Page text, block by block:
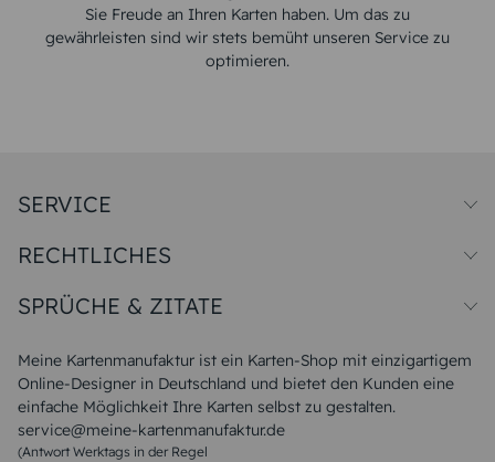
Sie Freude an Ihren Karten haben. Um das zu
gewährleisten sind wir stets bemüht unseren Service zu
optimieren.
Meine Kartenmanufaktur ist ein Karten-Shop mit einzigartigem
Online-Designer in Deutschland und bietet den Kunden eine
einfache Möglichkeit Ihre Karten selbst zu gestalten.
service@meine-kartenmanufaktur.de
(Antwort Werktags in der Regel
SERVICE
Papiersorten
Unsere Produktion
Magazin
FAQ
RECHTLICHES
Widerrufsbelehrung
SPRÜCHE & ZITATE
Liebeskummer Sprüche
Sommer Sprüche
Muttertagssprüche
Sprüche zur Hochzeit
Sprüche zur Konfirmation & Kommunion